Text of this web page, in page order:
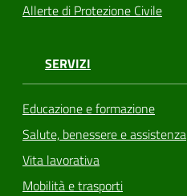
Allerte di Protezione Civile
SERVIZI
Educazione e formazione
Salute, benessere e assistenza
Vita lavorativa
Mobilità e trasporti